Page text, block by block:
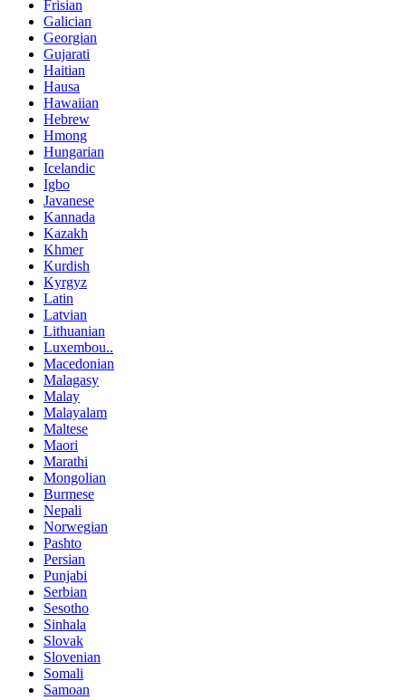
Frisian
Galician
Georgian
Gujarati
Haitian
Hausa
Hawaiian
Hebrew
Hmong
Hungarian
Icelandic
Igbo
Javanese
Kannada
Kazakh
Khmer
Kurdish
Kyrgyz
Latin
Latvian
Lithuanian
Luxembou..
Macedonian
Malagasy
Malay
Malayalam
Maltese
Maori
Marathi
Mongolian
Burmese
Nepali
Norwegian
Pashto
Persian
Punjabi
Serbian
Sesotho
Sinhala
Slovak
Slovenian
Somali
Samoan